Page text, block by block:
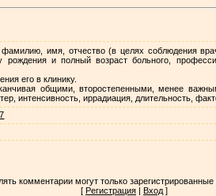
имя, отчество (в целях соблюдения
рождения и полный возраст больного,
его в клинику.
общими, второстепенными, менее
интенсивность, иррадиация, длительность,
комментарии могут только зарегистрированные
[ Регистрация| Вход]